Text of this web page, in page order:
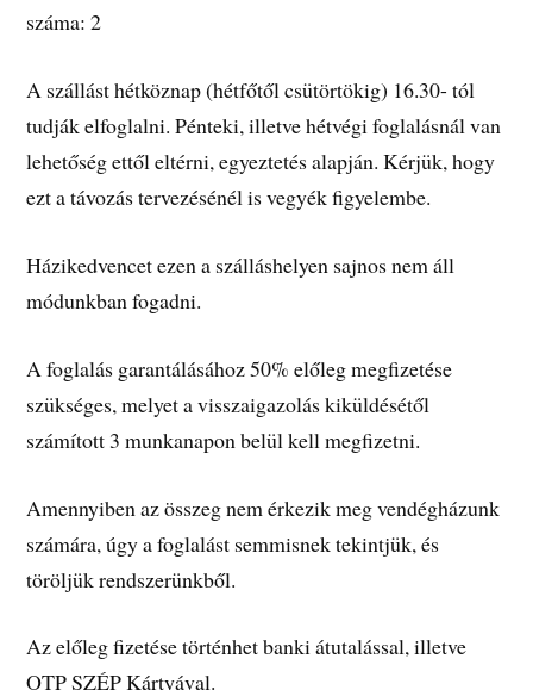
száma: 2
A szállást hétköznap (hétfőtől csütörtökig) 16.30- tól
tudják elfoglalni. Pénteki, illetve hétvégi foglalásnál van
lehetőség ettől eltérni, egyeztetés alapján. Kérjük, hogy
ezt a távozás tervezésénél is vegyék figyelembe.
Házikedvencet ezen a szálláshelyen sajnos nem áll
módunkban fogadni.
A foglalás garantálásához 50% előleg megfizetése
szükséges, melyet a visszaigazolás kiküldésétől
számított 3 munkanapon belül kell megfizetni.
Amennyiben az összeg nem érkezik meg vendégházunk
számára, úgy a foglalást semmisnek tekintjük, és
töröljük rendszerünkből.
Az előleg fizetése történhet banki átutalással, illetve
OTP SZÉP Kártyával.